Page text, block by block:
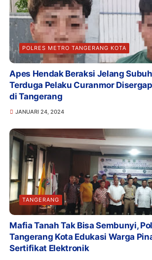
POLRES METRO TANGERANG KOTA
Apes Hendak Beraksi Jelang
Terduga Pelaku Curanmor
di Tangerang
JANUARI 24, 2024
TANGERANG
Mafia Tanah Tak Bisa Sembunyi,
Tangerang Kota Edukasi Warga
Sertifikat Elektronik